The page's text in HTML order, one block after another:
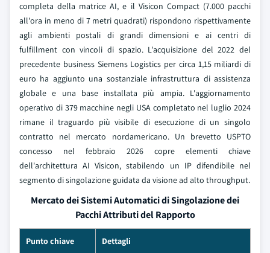
completa della matrice AI, e il Visicon Compact (7.000 pacchi
all'ora in meno di 7 metri quadrati) rispondono rispettivamente
agli ambienti postali di grandi dimensioni e ai centri di
fulfillment con vincoli di spazio. L'acquisizione del 2022 del
precedente business Siemens Logistics per circa 1,15 miliardi di
euro ha aggiunto una sostanziale infrastruttura di assistenza
globale e una base installata più ampia. L'aggiornamento
operativo di 379 macchine negli USA completato nel luglio 2024
rimane il traguardo più visibile di esecuzione di un singolo
contratto nel mercato nordamericano. Un brevetto USPTO
concesso nel febbraio 2026 copre elementi chiave
dell'architettura AI Visicon, stabilendo un IP difendibile nel
segmento di singolazione guidata da visione ad alto throughput.
Mercato dei Sistemi Automatici di Singolazione dei
Pacchi Attributi del Rapporto
Punto chiave Dettagli